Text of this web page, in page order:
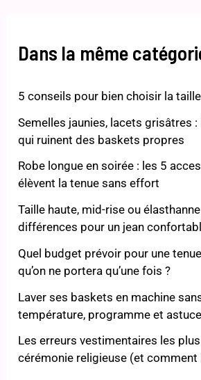
Dans la même
5 conseils pour bien choisir la
Semelles jaunies, lacets grisâtres
qui ruinent des baskets propres
Robe longue en soirée : les 5
élèvent la tenue sans effort
Taille haute, mid-rise ou
différences pour un jean
Quel budget prévoir pour une
qu’on ne portera qu’une fois ?
Laver ses baskets en machine
température, programme et
Les erreurs vestimentaires les
cérémonie religieuse (et comment